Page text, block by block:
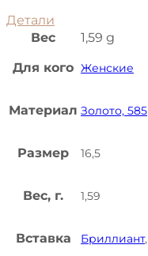
Детали
Вес
1,59 g
Для кого Женские
Материал Золото, 585
Размер 16,5
Вес, г. 1,59
Вставка Бриллиант,